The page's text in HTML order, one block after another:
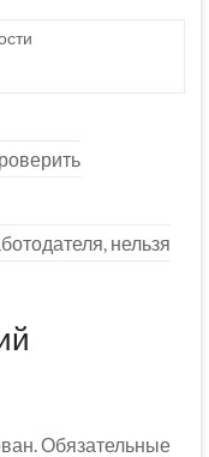
нельзя
Обязательные